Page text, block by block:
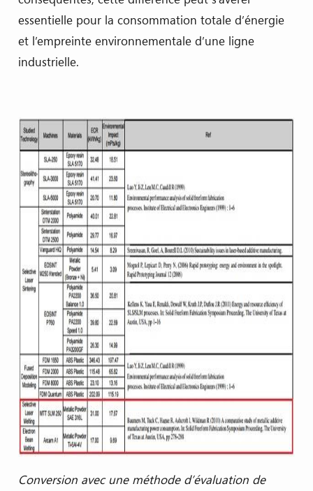
essentielle pour la consommation totale d’énergie
et l’empreinte environnementale d’une ligne
industrielle.
Conversion avec une méthode d’évaluation de